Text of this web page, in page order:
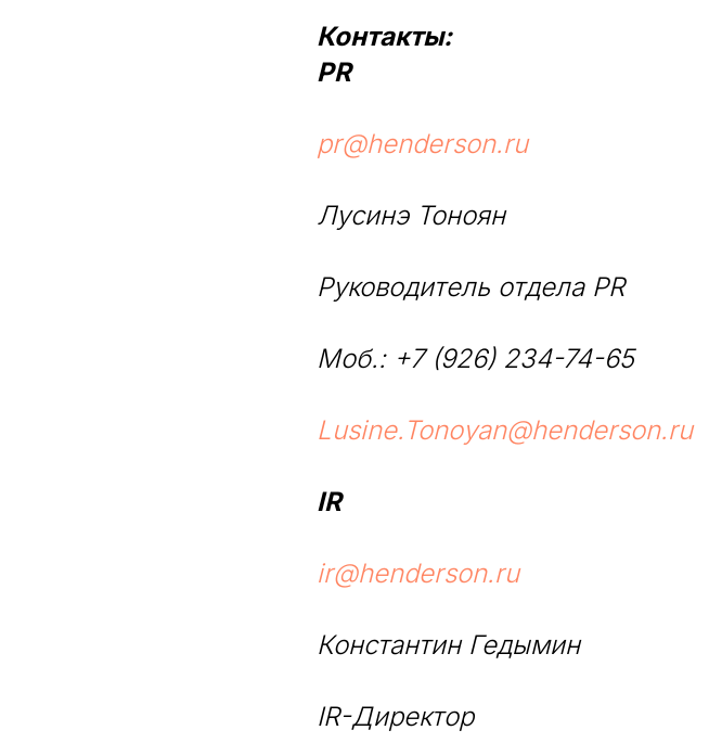
Контакты:
PR
pr@henderson.ru
Лусинэ Тоноян
Руководитель отдела PR
Моб.: +7 (926) 234-74-65
Lusine.Tonoyan@henderson.ru
IR
ir@henderson.ru
Константин Гедымин
IR-Директор